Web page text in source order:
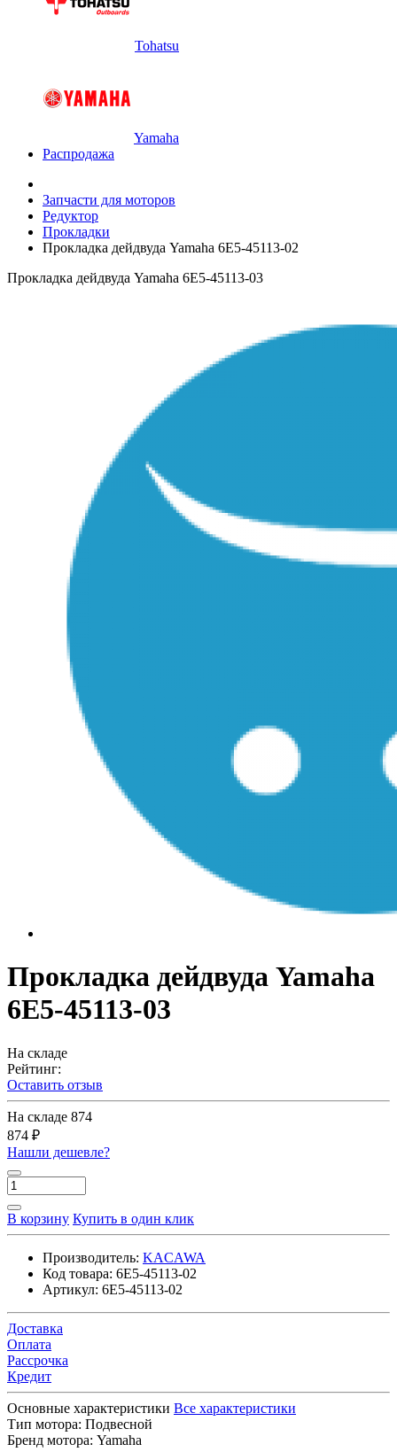
Tohatsu
Yamaha
Распродажа
Запчасти для моторов
Редуктор
Прокладки
Прокладка дейдвуда Yamaha 6E5-45113-02
Прокладка дейдвуда Yamaha 6E5-45113-03
Прокладка дейдвуда Yamaha
6E5-45113-03
На складе
Рейтинг:
Оставить отзыв
На складе 874
874 ₽
Нашли дешевле?
В корзину Купить в один клик
Производитель: KACAWA
Код товара: 6E5-45113-02
Артикул: 6E5-45113-02
Доставка
Оплата
Рассрочка
Кредит
Основные характеристики Все характеристики
Тип мотора: Подвесной
Бренд мотора: Yamaha